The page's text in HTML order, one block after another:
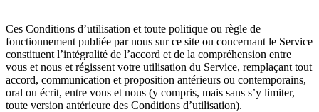
Ces Conditions d’utilisation et toute politique ou règle de
fonctionnement publiée par nous sur ce site ou concernant le Service
constituent l’intégralité de l’accord et de la compréhension entre
vous et nous et régissent votre utilisation du Service, remplaçant tout
accord, communication et proposition antérieurs ou contemporains,
oral ou écrit, entre vous et nous (y compris, mais sans s’y limiter,
toute version antérieure des Conditions d’utilisation).